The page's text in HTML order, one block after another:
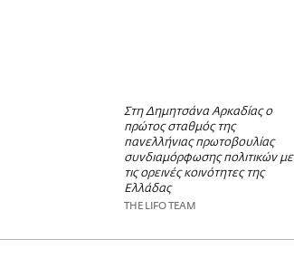
Στη Δημητσάνα Αρκαδίας ο
πρώτος σταθμός της
πανελλήνιας πρωτοβουλίας
συνδιαμόρφωσης πολιτικών με
τις ορεινές κοινότητες της
Ελλάδας
THE LIFO TEAM